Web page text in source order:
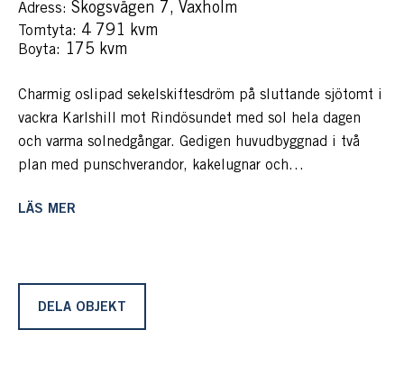
Adress: Skogsvägen 7, Vaxholm
Tomtyta: 4 791 kvm
Boyta: 175 kvm
Charmig oslipad sekelskiftesdröm på sluttande sjötomt i
vackra Karlshill mot Rindösundet med sol hela dagen
och varma solnedgångar. Gedigen huvudbyggnad i två
plan med punschverandor, kakelugnar och
strandkanten lusthus, äldre gästhus, brygga och stor
Välkommen till ön Rindö, mellan Vaxholm och
Värmdölandet och hit kommer man med bil och
LÄS MER
DELA OBJEKT